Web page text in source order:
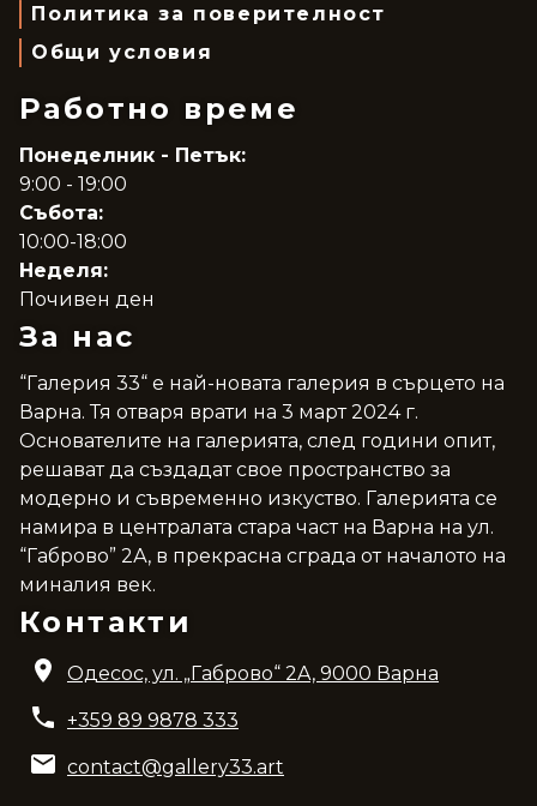
Политика за поверителност
Общи условия
Работно време
Понеделник - Петък:
9:00 - 19:00
Събота:
10:00-18:00
Неделя:
Почивен ден
За нас
“Галерия 33“ е най-новата галерия в сърцето на
Варна. Тя отваря врати на 3 март 2024 г.
Основателите на галерията, след години опит,
решават да създадат свое пространство за
модерно и съвременно изкуство. Галерията се
намира в централата стара част на Варна на ул.
“Габрово” 2А, в прекрасна сграда от началото на
миналия век.
Контакти
Одесос, ул. „Габрово“ 2A, 9000 Варна
+359 89 9878 333
contact@gallery33.art